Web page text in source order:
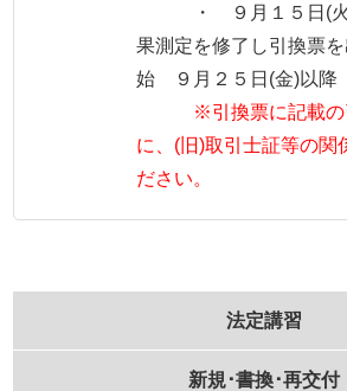
・ ９月１５日(火)
果測定を修了し引換
始 ９月２５日(金)以降
※引換票に記載
に、(旧)取引士証等の関
ださい。
法定講習
新規･書換･再交付